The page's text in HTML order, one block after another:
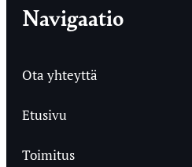
Navigaatio
Ota yhteyttä
Etusivu
Toimitus